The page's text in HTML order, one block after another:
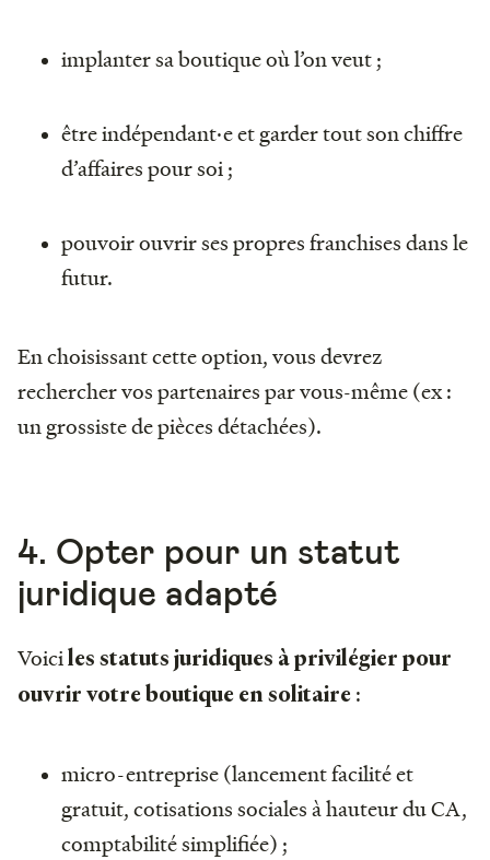
implanter sa boutique où l’on veut ;
être indépendant·e et garder tout son chiffre
d’affaires pour soi ;
pouvoir ouvrir ses propres franchises dans le
futur.
En choisissant cette option, vous devrez
rechercher vos partenaires par vous-même (ex :
un grossiste de pièces détachées).
4. Opter pour un statut
juridique adapté
Voiciles statuts juridiques à privilégier pour
ouvrir votre boutique en solitaire :
micro-entreprise (lancement facilité et
gratuit, cotisations sociales à hauteur du CA,
comptabilité simplifiée) ;